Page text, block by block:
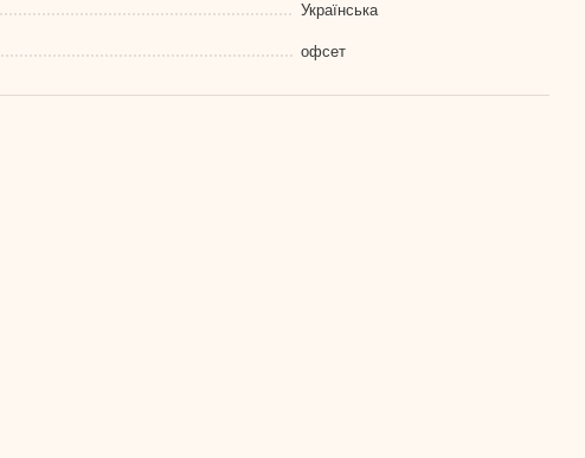
Українська
офсет